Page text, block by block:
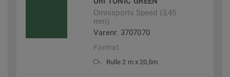
Omnisports Speed (3,45
mm)
Varenr. 3707070
Format
Rulle 2 m x 20,5m